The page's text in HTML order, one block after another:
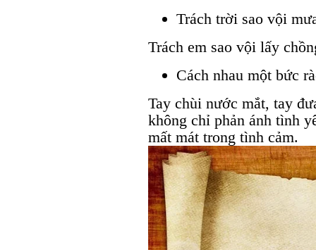
Trách trời sao vội
Trách em sao vội lấy
Cách nhau một bức
Tay chùi nước mắt, tay
không chỉ phản ánh tình
mất mát trong tình cảm.